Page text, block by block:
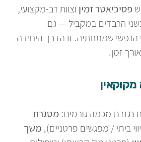
פסיכיאטר זמין וצוות רב-מקצועי,
הרבדים במקביל — גם
הנפשי שמתחתיה. זו הדרך היחידה
זמן.
נגזרת מכמה גורמים: מסגרת
ביתי / מפגשים פרטניים), משך